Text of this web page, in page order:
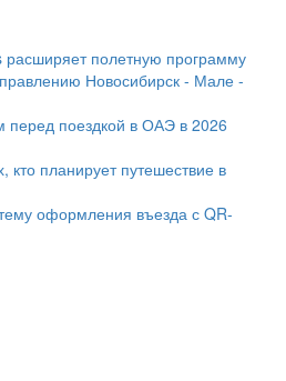
полетную программу
Новосибирск - Мале -
перед поездкой в ОАЭ в 2026
кто планирует путешествие в
оформления въезда с QR-